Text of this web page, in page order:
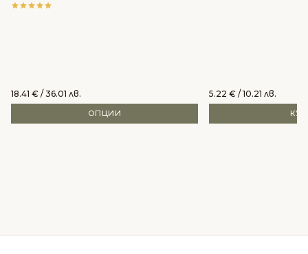
18.41 € / 36.01 лв.
ОПЦИИ
5.22 € / 10.21 лв.